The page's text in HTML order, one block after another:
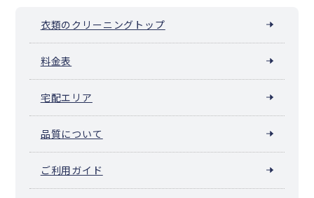
衣類のクリーニングトップ
料金表
宅配エリア
品質について
ご利用ガイド